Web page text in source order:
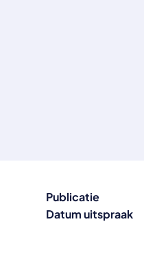
Publicatie
Datum uitspraak